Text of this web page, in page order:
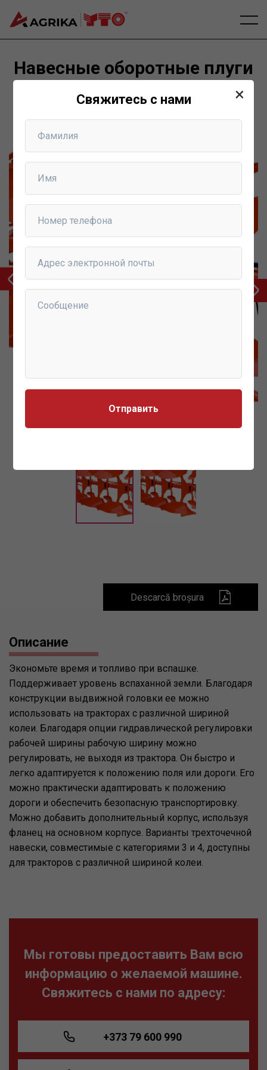
×
Свяжитесь с нами
Навесные оборотные плуги
Home
Descarcă broșura
Описание
Экономьте время и топливо при вспашке.
Поддерживает уровень вспаханной земли. Благодаря
конструкции выдвижной головки ее можно
использовать на тракторах с различной шириной
колеи. Благодаря опции гидравлической регулировки
рабочей ширины рабочую ширину можно
регулировать, не выходя из трактора. Он быстро и
легко адаптируется к положению поля или дороги. Его
можно практически адаптировать к положению
дороги и обеспечить безопасную транспортировку.
Можно добавить дополнительный корпус, используя
фланец на основном корпусе. Варианты трехточечной
навески, совместимые с категориями 3 и 4, доступны
для тракторов с различной шириной колеи.
Мы готовы предоставить Вам всю
информацию о желаемой машине.
Свяжитесь с нами по адресу:
+373 79 600 990